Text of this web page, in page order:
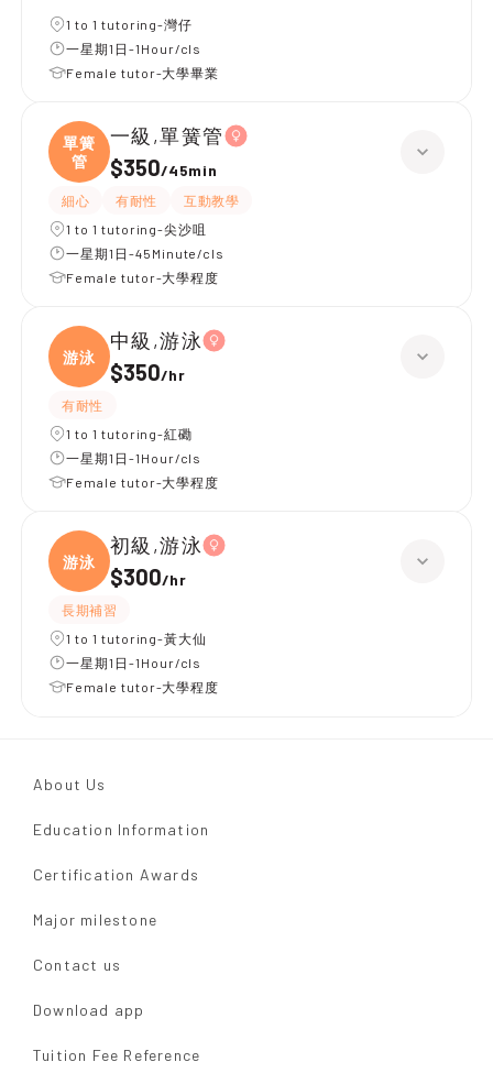
1 to 1 tutoring-灣仔
一星期1日-1Hour/cls
Female tutor-大學畢業
單簧
管
一級,單簧管
$350/45min
細心 有耐性
互動教學
1 to 1 tutoring-尖沙咀
一星期1日-45Minute/cls
Female tutor-大學程度
游泳
中級,游泳
$350/hr
有耐性
1 to 1 tutoring-紅磡
一星期1日-1Hour/cls
Female tutor-大學程度
游泳
初級,游泳
$300/hr
長期補習
1 to 1 tutoring-黃大仙
一星期1日-1Hour/cls
Female tutor-大學程度
About Us
Education Information
Certification Awards
Major milestone
Contact us
Download app
Tuition Fee Reference